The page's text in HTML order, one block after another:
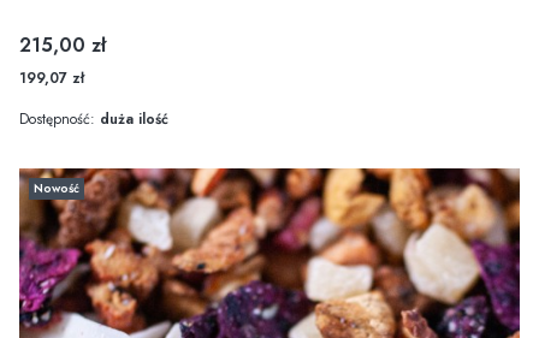
Cena
215,00 zł
199,07 zł
Dostępność: duża ilość
Nowość